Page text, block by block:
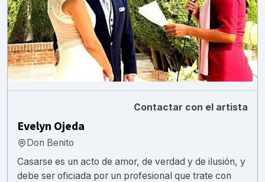
Contactar con el artista
Evelyn Ojeda
Don Benito
Casarse es un acto de amor, de verdad y de ilusión, y
debe ser oficiada por un profesional que trate con